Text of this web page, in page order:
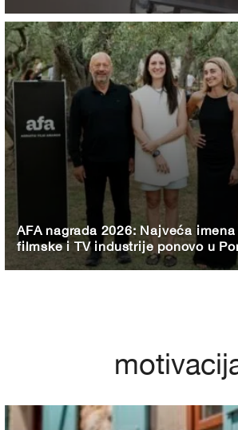
AFA nagrada 2026: Najveća
filmske i TV industrije ponovo u